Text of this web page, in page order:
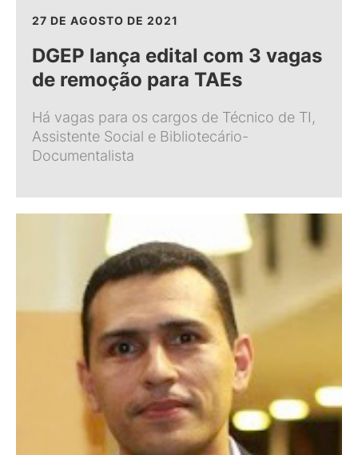
27 DE AGOSTO DE 2021
DGEP lança edital com 3 vagas
de remoção para TAEs
Há vagas para os cargos de Técnico de TI,
Assistente Social e Bibliotecário-
Documentalista